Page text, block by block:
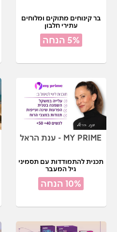
בר קינוחים מתוקים ומלוחים
עתירי חלבון
5% הנחה
MY PRIME - ענת הראל
תכנית להתמודדות עם תסמיני
גיל המעבר
10% הנחה